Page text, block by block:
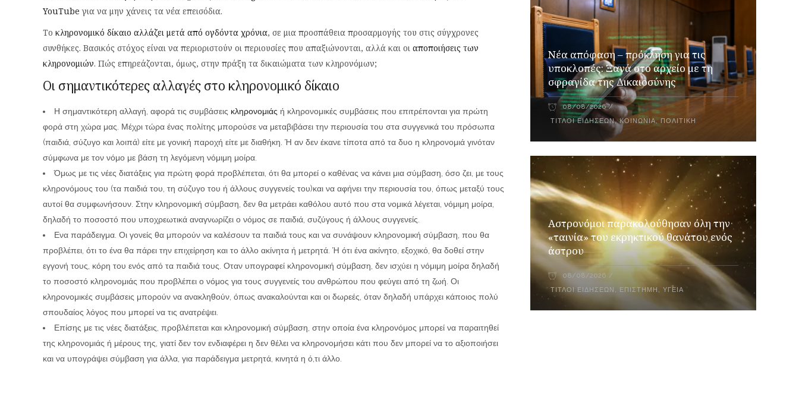
YouTube για να μην χάνεις τα νέα επεισόδια.
Το κληρονομικό δίκαιο αλλάζει μετά από ογδόντα χρόνια, σε μια προσπάθεια προσαρμογής του στις σύγχρονες
συνθήκες. Βασικός στόχος είναι να περιοριστούν οι περιουσίες που απαξιώνονται, αλλά και οι αποποιήσεις των
κληρονομιών. Πώς επηρεάζονται, όμως, στην πράξη τα δικαιώματα των κληρονόμων;
Οι σημαντικότερες αλλαγές στο κληρονομικό δίκαιο
Η σημαντικότερη αλλαγή, αφορά τις συμβάσεις κληρονομιάς ή κληρονομικές συμβάσεις που επιτρέπονται για πρώτη
φορά στη χώρα μας. Μέχρι τώρα ένας πολίτης μπορούσε να μεταβιβάσει την περιουσία του στα συγγενικά του πρόσωπα
(παιδιά, σύζυγο και λοιπά) είτε με γονική παροχή είτε με διαθήκη. Ή αν δεν έκανε τίποτα από τα δυο η κληρονομιά γινόταν
σύμφωνα με τον νόμο με βάση τη λεγόμενη νόμιμη μοίρα.
Όμως με τις νέες διατάξεις για πρώτη φορά προβλέπεται, ότι θα μπορεί ο καθένας να κάνει μια σύμβαση, όσο ζει, με τους
κληρονόμους του (τα παιδιά του, τη σύζυγο του ή άλλους συγγενείς του)και να αφήνει την περιουσία του, όπως μεταξύ τους
αυτοί θα συμφωνήσουν. Στην κληρονομική σύμβαση, δεν θα μετράει καθόλου αυτό που στα νομικά λέγεται, νόμιμη μοίρα,
δηλαδή το ποσοστό που υποχρεωτικά αναγνωρίζει ο νόμος σε παιδιά, συζύγους ή άλλους συγγενείς.
Ενα παράδειγμα. Οι γονείς θα μπορούν να καλέσουν τα παιδιά τους και να συνάψουν κληρονομική σύμβαση, που θα
προβλέπει, ότι το ένα θα πάρει την επιχείρηση και το άλλο ακίνητα ή μετρητά. Ή ότι ένα ακίνητο, εξοχικό, θα δοθεί στην
εγγονή τους, κόρη του ενός από τα παιδιά τους. Οταν υπογραφεί κληρονομική σύμβαση, δεν ισχύει η νόμιμη μοίρα δηλαδή
το ποσοστό κληρονομιάς που προβλέπει ο νόμος για τους συγγενείς του ανθρώπου που φεύγει από τη ζωή. Οι
κληρονομικές συμβάσεις μπορούν να ανακληθούν, όπως ανακαλούνται και οι δωρεές, όταν δηλαδή υπάρχει κάποιος πολύ
σπουδαίος λόγος που μπορεί να τις ανατρέψει.
Επίσης με τις νέες διατάξεις, προβλέπεται και κληρονομική σύμβαση, στην οποία ένα κληρονόμος μπορεί να παραιτηθεί
της κληρονομιάς ή μέρους της, γιατί δεν τον ενδιαφέρει η δεν θέλει να κληρονομήσει κάτι που δεν μπορεί να το αξιοποιήσει
και να υπογράψει σύμβαση για άλλα, για παράδειγμα μετρητά, κινητά η ό,τι άλλο.
Νέα απόφαση – πρόκληση για τις
υποκλοπές: Ξανά στο αρχείο με τη
σφραγίδα της Δικαιοσύνης
08/08/2026
ΤΊΤΛΟΙ ΕΙΔΉΣΕΩΝ,ΚΟΙΝΩΝΊΑ, ΠΟΛΙΤΙΚΉ
Αστρονόμοι παρακολούθησαν όλη την
«ταινία» του εκρηκτικού θανάτου ενός
άστρου
08/08/2026
ΤΊΤΛΟΙ ΕΙΔΉΣΕΩΝ , ΕΠΙΣΤΉΜΗ ,ΥΓΕΊΑ